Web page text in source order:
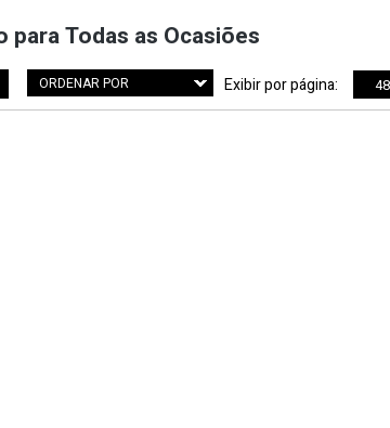
para Todas as Ocasiões
ORDENAR POR Exibir por página: 48